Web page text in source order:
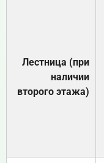
Лестница (при
наличии
второго этажа)